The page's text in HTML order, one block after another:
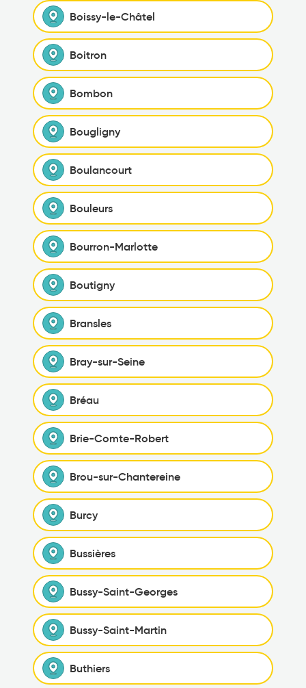
Boissy-le-Châtel
Boitron
Bombon
Bougligny
Boulancourt
Bouleurs
Bourron-Marlotte
Boutigny
Bransles
Bray-sur-Seine
Bréau
Brie-Comte-Robert
Brou-sur-Chantereine
Burcy
Bussières
Bussy-Saint-Georges
Bussy-Saint-Martin
Buthiers